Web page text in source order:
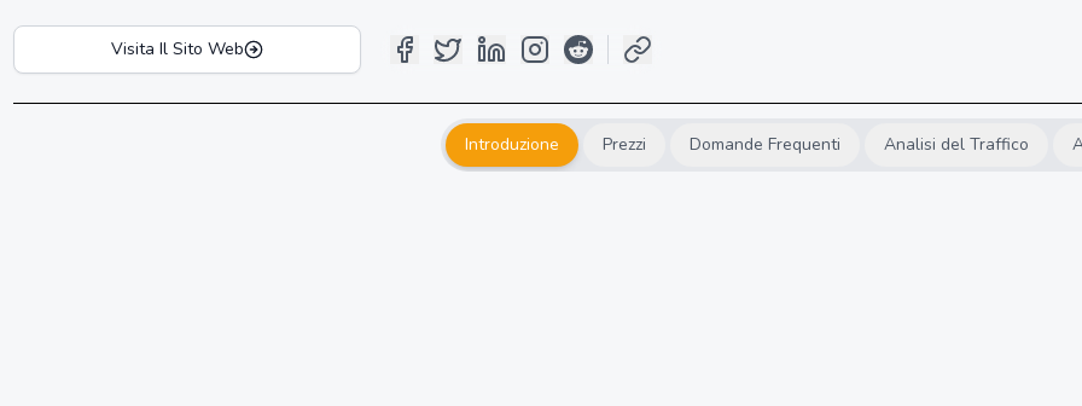
Visita Il Sito Web
Introduzione Prezzi Domande Frequenti Analisi del Traffico